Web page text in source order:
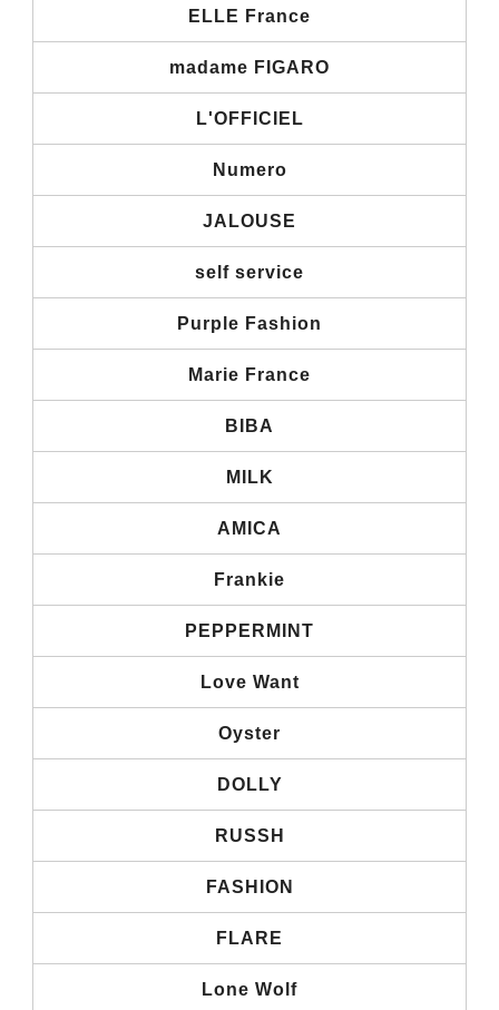
ELLE France
madame FIGARO
L'OFFICIEL
Numero
JALOUSE
self service
Purple Fashion
Marie France
BIBA
MILK
AMICA
Frankie
PEPPERMINT
Love Want
Oyster
DOLLY
RUSSH
FASHION
FLARE
Lone Wolf